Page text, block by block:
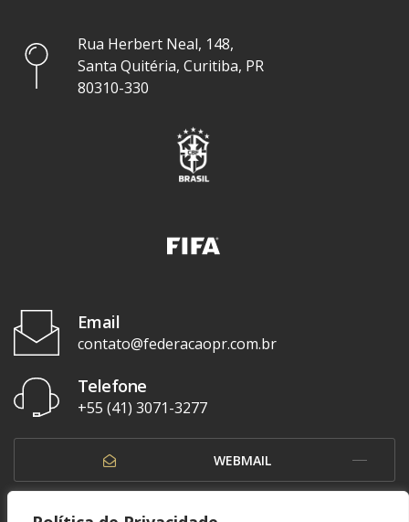
Rua Herbert Neal, 148,
Santa Quitéria, Curitiba, PR
80310-330
Email
contato@federacaopr.com.br
Telefone
+55 (41) 3071-3277
WEBMAIL
OUVIDORIA